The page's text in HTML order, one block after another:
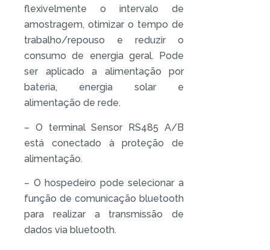
flexivelmente o intervalo de
amostragem, otimizar o tempo de
trabalho/repouso e reduzir o
consumo de energia geral. Pode
ser aplicado a alimentação por
bateria, energia solar e
alimentação de rede.
– O terminal Sensor RS485 A/B
está conectado à proteção de
alimentação.
– O hospedeiro pode selecionar a
função de comunicação bluetooth
para realizar a transmissão de
dados via bluetooth.